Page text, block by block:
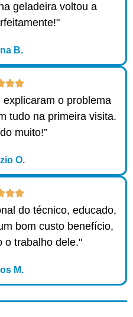
geladeira voltou a
B.
explicaram o problema
tudo na primeira visita.
muito!”
O.
do técnico, educado,
bom custo benefício,
o trabalho dele."
M.